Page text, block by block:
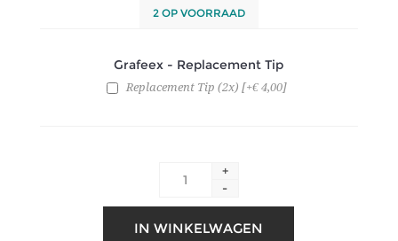
2 OP VOORRAAD
Grafeex - Replacement Tip
Replacement Tip (2x) [+€ 4,00]
+
-